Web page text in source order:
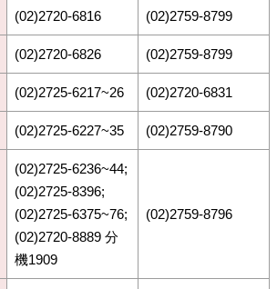
(02)2720-6816 (02)2759-8799
(02)2720-6826 (02)2759-8799
(02)2725-6217~26 (02)2720-6831
(02)2725-6227~35 (02)2759-8790
(02)2725-6236~44;
(02)2725-8396;
(02)2725-6375~76;
(02)2720-8889 分
機1909
(02)2759-8796